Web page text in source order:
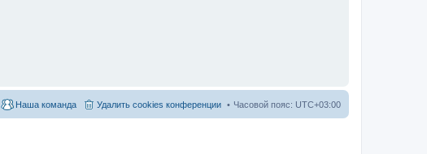
Часовой пояс: UTC+03:00
Удалить cookies конференции
Наша команда